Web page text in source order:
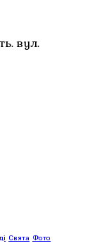
вул.
Свята Фото